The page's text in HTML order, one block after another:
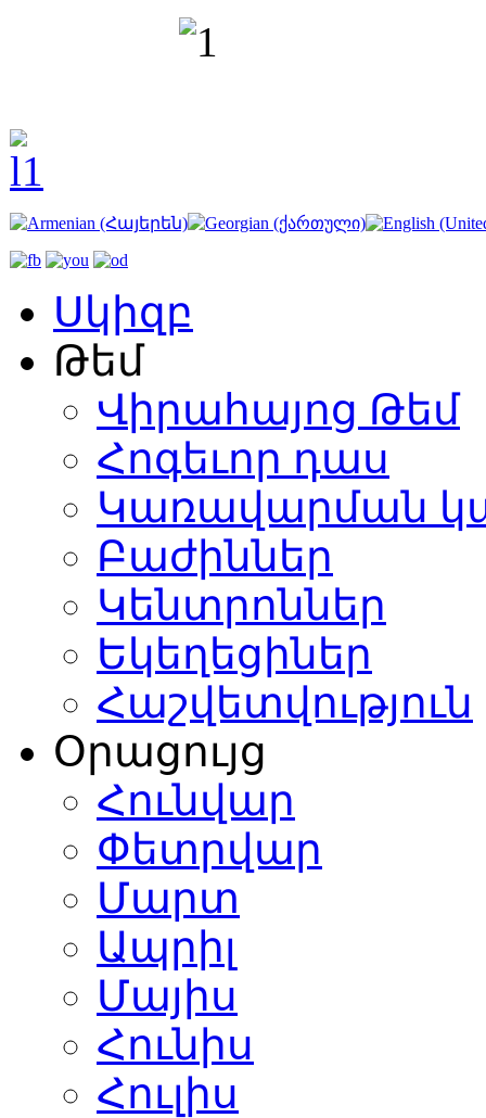
Սկիզբ
Թեմ
Վիրահայոց Թեմ
Հոգեւոր դաս
Կառավարման
Բաժիններ
Կենտրոններ
Եկեղեցիներ
Հաշվետվություն
Օրացույց
Հունվար
Փետրվար
Մարտ
Ապրիլ
Մայիս
Հունիս
Հուլիս